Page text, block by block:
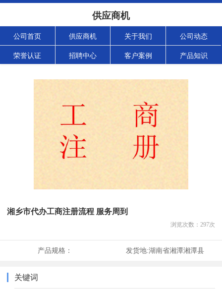
供应商机
公司首页 供应商机 关于我们 公司动态
荣誉认证 招聘中心 客户案例 产品知识
湘乡市代办工商注册流程 服务周到
浏览次数： 297次
产品规格： 发货地:湖南省湘潭湘潭县
关键词